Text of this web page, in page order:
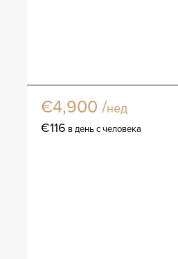
€4,900 /нед
€116 в день с человека